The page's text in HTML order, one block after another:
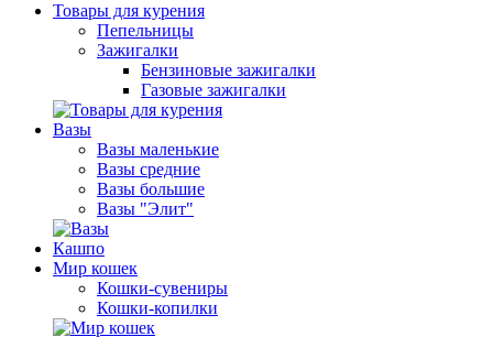
Товары для курения
Пепельницы
Зажигалки
Бензиновые зажигалки
Газовые зажигалки
Вазы
Вазы маленькие
Вазы средние
Вазы большие
Вазы "Элит"
Кашпо
Мир кошек
Кошки-сувениры
Кошки-копилки